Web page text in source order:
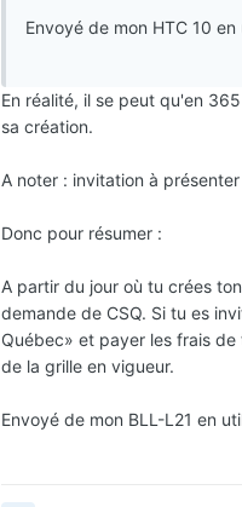
Envoyé de mon HTC 10
En réalité, il se peut qu'en
sa création.
A noter : invitation à
Donc pour résumer :
A partir du jour où tu crées
demande de CSQ. Si tu es
Québec» et payer les frais
de la grille en vigueur.
Envoyé de mon BLL-L21 en